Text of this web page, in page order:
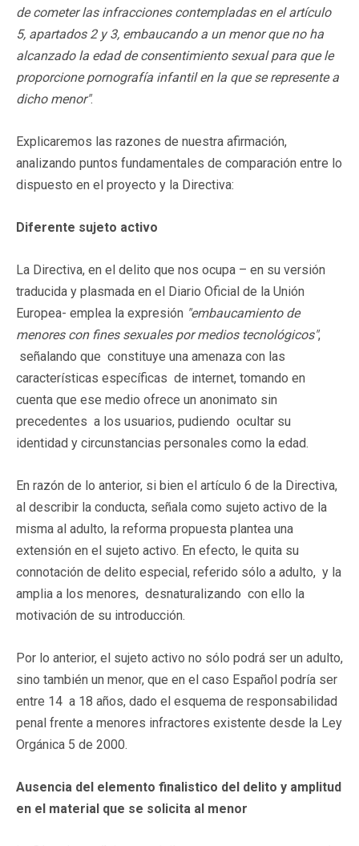
de cometer las infracciones contempladas en el artículo
5, apartados 2 y 3, embaucando a un menor que no ha
alcanzado la edad de consentimiento sexual para que le
proporcione pornografía infantil en la que se represente a
dicho menor".
Explicaremos las razones de nuestra afirmación,
analizando puntos fundamentales de comparación entre lo
dispuesto en el proyecto y la Directiva:
Diferente sujeto activo
La Directiva, en el delito que nos ocupa – en su versión
traducida y plasmada en el Diario Oficial de la Unión
Europea- emplea la expresión "embaucamiento de
menores con fines sexuales por medios tecnológicos",
señalando que constituye una amenaza con las
características específicas de internet, tomando en
cuenta que ese medio ofrece un anonimato sin
precedentes a los usuarios, pudiendo ocultar su
identidad y circunstancias personales como la edad.
En razón de lo anterior, si bien el artículo 6 de la Directiva,
al describir la conducta, señala como sujeto activo de la
misma al adulto, la reforma propuesta plantea una
extensión en el sujeto activo. En efecto, le quita su
connotación de delito especial, referido sólo a adulto, y la
amplia a los menores, desnaturalizando con ello la
motivación de su introducción.
Por lo anterior, el sujeto activo no sólo podrá ser un adulto,
sino también un menor, que en el caso Español podría ser
entre 14 a 18 años, dado el esquema de responsabilidad
penal frente a menores infractores existente desde la Ley
Orgánica 5 de 2000.
Ausencia del elemento finalistico del delito y amplitud
en el material que se solicita al menor